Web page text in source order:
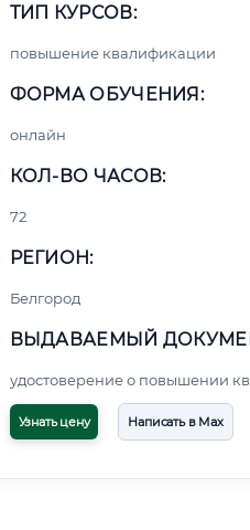
ТИП КУРСОВ:
повышение квалификации
ФОРМА ОБУЧЕНИЯ:
онлайн
КОЛ-ВО ЧАСОВ:
72
РЕГИОН:
Белгород
ВЫДАВАЕМЫЙ
удостоверение о повышении
Узнать цену Написать в Max